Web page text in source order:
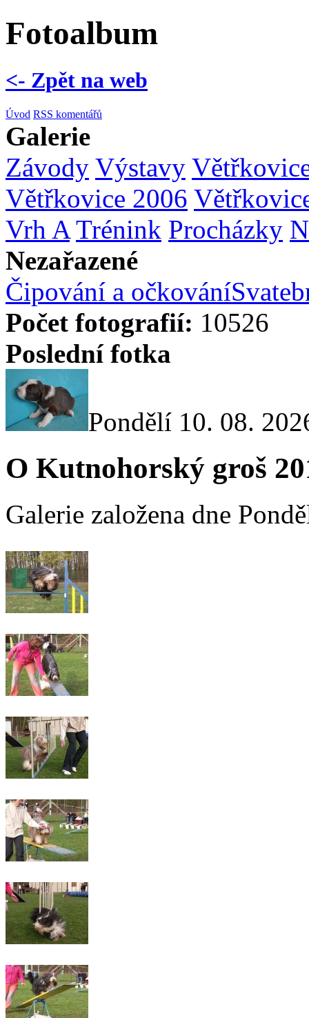
Fotoalbum
<- Zpět na web
Úvod RSS komentářů
Galerie
Závody Výstavy
Větřkovice 2006
Vrh A Trénink Procházky
Nezařazené
Čipování a očkování
Počet fotografií: 10526
Poslední fotka
Pondělí 10. 08.
O Kutnohorský groš
Galerie založena dne